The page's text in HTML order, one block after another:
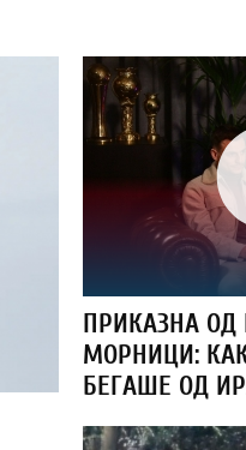
ПРИКАЗНА ОД
МОРНИЦИ:
БЕГАШЕ ОД